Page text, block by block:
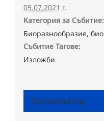
05.07.2021 г.
Категория за Събитие:
Биоразнообразие,
Събитие Тагове:
Изложби
Организатор